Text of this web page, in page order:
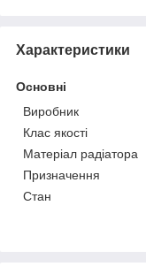
Характеристики
Основні
Виробник
Клас якості
Матеріал радіатора
Призначення
Стан